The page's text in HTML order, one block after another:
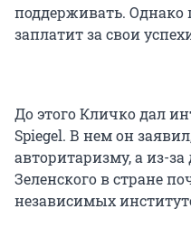
поддерживать.
заплатит за свои
До этого Кличко дал
Spiegel. В нем он
авторитаризму, а из-
Зеленского в стране
независимых